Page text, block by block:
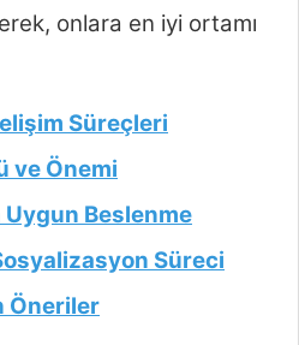
onlara en iyi ortamı
Süreçleri
ve Önemi
Beslenme
Süreci
Öneriler